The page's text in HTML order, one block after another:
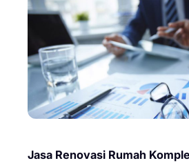
Jasa Renovasi Rumah